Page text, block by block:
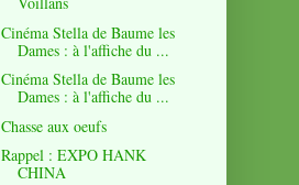
Cinéma Stella de Baume les
Dames : à l'affiche du ...
Cinéma Stella de Baume les
Dames : à l'affiche du ...
Chasse aux oeufs
Rappel : EXPO HANK
CHINA